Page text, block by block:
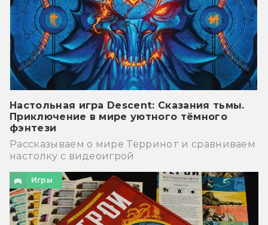
Настольная игра Descent: Сказания тьмы.
Приключение в мире уютного тёмного
фэнтези
Рассказываем о мире Терринот и сравниваем
настолку с видеоигрой
Игры